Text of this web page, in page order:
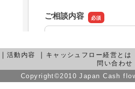
｜活動内容 ｜ キャッシュフロー経営とは
問い合わせ
Copyright©2010 Japan Cash